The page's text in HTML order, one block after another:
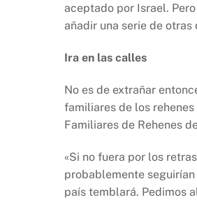
aceptado por Israel.
añadir una serie de
Ira en las calles
No es de extrañar
familiares de los
Familiares de Rehenes
«Si no fuera por los
probablemente seguirían
país temblará. Pedimos